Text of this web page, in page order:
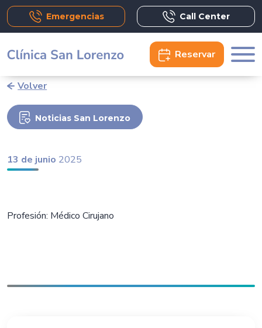
Emergencias Call Center
Reservar
Volver
Noticias San Lorenzo
13 de junio 2025
Profesión: Médico Cirujano